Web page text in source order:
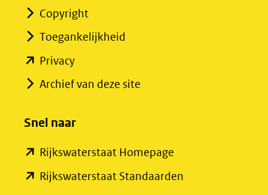
Copyright
Toegankelijkheid
Privacy(opent
in
venster)
naar
een
Archief van deze site
Snel naar
Rijkswaterstaat Homepage
in
Rijkswaterstaat Standaarden